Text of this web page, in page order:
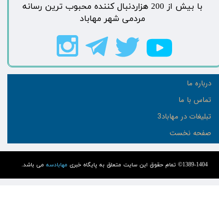
1389-1404© تمام حقوق این سایت متعلق به پایگاه خبری مهابادسه می باشد.
درباره ما
تماس با ما
تبلیغات در مهاباد3
صفحه نخست
​با بیش از 200 هزاردنبال کننده محبوب ترین رسانه
مردمی شهر مهاباد​​​​​​​​​​​​​​